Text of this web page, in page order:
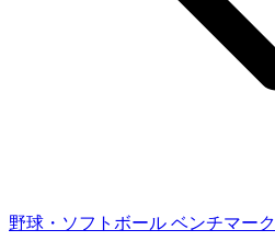
野球・ソフトボール ベンチマーク